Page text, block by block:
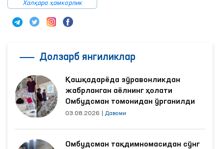
Халқаро ҳамкорлик
Долзарб янгиликлар
Қашқадарёда зўравонликдан
жабрланган аёлнинг ҳолати
Омбудсман томонидан ўрганилди
03.08.2026 Давоми
Омбудсман тақдимномасидан сўнг